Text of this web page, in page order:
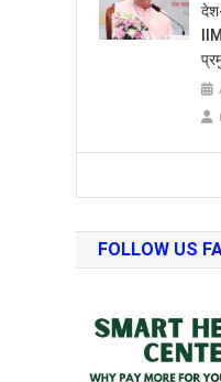
FOLLOW US